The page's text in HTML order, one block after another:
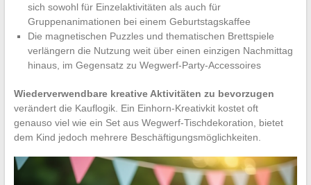
sich sowohl für Einzelaktivitäten als auch für
Gruppenanimationen bei einem Geburtstagskaffee
Die magnetischen Puzzles und thematischen Brettspiele
verlängern die Nutzung weit über einen einzigen Nachmittag
hinaus, im Gegensatz zu Wegwerf-Party-Accessoires
Wiederverwendbare kreative Aktivitäten zu bevorzugen
verändert die Kauflogik. Ein Einhorn-Kreativkit kostet oft
genauso viel wie ein Set aus Wegwerf-Tischdekoration, bietet
dem Kind jedoch mehrere Beschäftigungsmöglichkeiten.